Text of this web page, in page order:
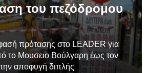
του πεζόδρομου
πρότασης στο LEADER για
το Μουσειο Βούλγαρη έως τον
την αποφυγή διπλής